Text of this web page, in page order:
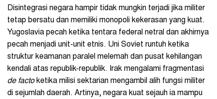
Disintegrasi negara hampir tidak mungkin terjadi jika militer
tetap bersatu dan memiliki monopoli kekerasan yang kuat.
Yugoslavia pecah ketika tentara federal netral dan akhirnya
pecah menjadi unit-unit etnis. Uni Soviet runtuh ketika
struktur keamanan paralel melemah dan pusat kehilangan
kendali atas republik-republik. Irak mengalami fragmentasi
de factoketika milisi sektarian mengambil alih fungsi militer
di sejumlah daerah. Artinya, negara kuat sejauh ia mampu